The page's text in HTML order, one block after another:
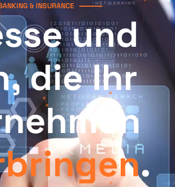
& INSURANCE
und
die Ihr
.